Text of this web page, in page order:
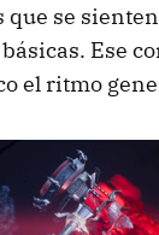
que se
Ese
el ritmo